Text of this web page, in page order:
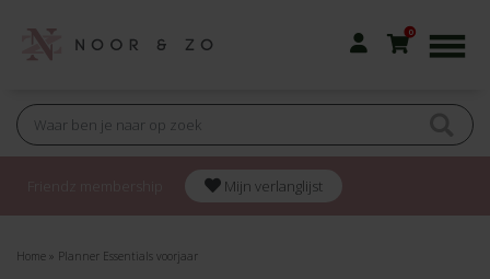
0
Mijn verlanglijst
Home » Planner Essentials voorjaar